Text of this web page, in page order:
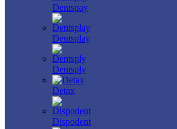
Dentspay
Dentsplay
Dentsply
Detax
Dispodent